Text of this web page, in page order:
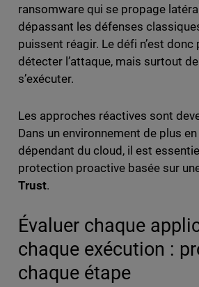
ransomware qui se propage
dépassant les défenses
puissent réagir. Le défi n’est
détecter l’attaque, mais surtout
s’exécuter.
Les approches réactives sont
Dans un environnement de plus
dépendant du cloud, il est
protection proactive basée sur
Trust.
Évaluer chaque
chaque exécution :
chaque étape